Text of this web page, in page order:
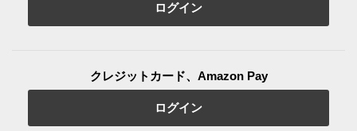
ログイン
クレジットカード、Amazon Pay
ログイン